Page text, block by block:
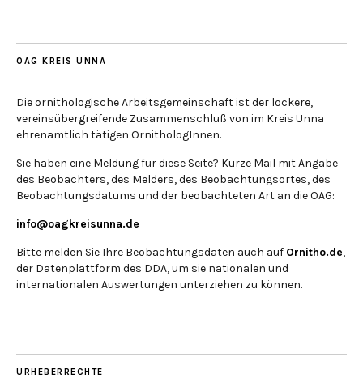
OAG KREIS UNNA
Die ornithologische Arbeitsgemeinschaft ist der lockere,
vereinsübergreifende Zusammenschluß von im Kreis Unna
ehrenamtlich tätigen OrnithologInnen.
Sie haben eine Meldung für diese Seite? Kurze Mail mit Angabe
des Beobachters, des Melders, des Beobachtungsortes, des
Beobachtungsdatums und der beobachteten Art an die OAG:
info@oagkreisunna.de
Bitte melden Sie Ihre Beobachtungsdaten auch auf Ornitho.de,
der Datenplattform des DDA, um sie nationalen und
internationalen Auswertungen unterziehen zu können.
URHEBERRECHTE